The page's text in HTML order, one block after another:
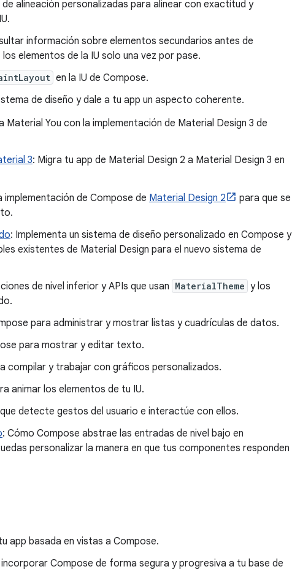
de alineación personalizadas para alinear con exactitud y
información sobre elementos secundarios antes de
elementos de la IU solo una vez por pase.
en la IU de Compose.
de diseño y dale a tu app un aspecto coherente.
Material You con la implementación de Material Design 3 de
3: Migra tu app de Material Design 2 a Material Design 3 en
implementación de Compose de Material Design 2
para que se
: Implementa un sistema de diseño personalizado en Compose y
existentes de Material Design para el nuevo sistema de
de nivel inferior y APIs que usan MaterialTheme y los
para administrar y mostrar listas y cuadrículas de datos.
para mostrar y editar texto.
compilar y trabajar con gráficos personalizados.
animar los elementos de tu IU.
detecte gestos del usuario e interactúe con ellos.
: Cómo Compose abstrae las entradas de nivel bajo en
personalizar la manera en que tus componentes responden
app basada en vistas a Compose.
Compose de forma segura y progresiva a tu base de